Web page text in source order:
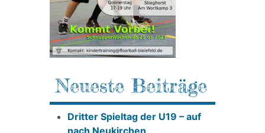
Neueste Beiträge
Dritter Spieltag der U19 – auf
nach Neukirchen